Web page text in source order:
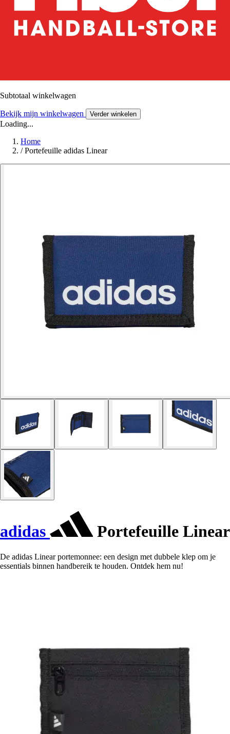
Subtotaal winkelwagen
Bekijk mijn winkelwagen Verder winkelen
Loading...
Home
/ Portefeuille adidas Linear
adidas Portefeuille Linear
De adidas Linear portemonnee: een design met dubbele klep om je
essentials binnen handbereik te houden. Ontdek hem nu!